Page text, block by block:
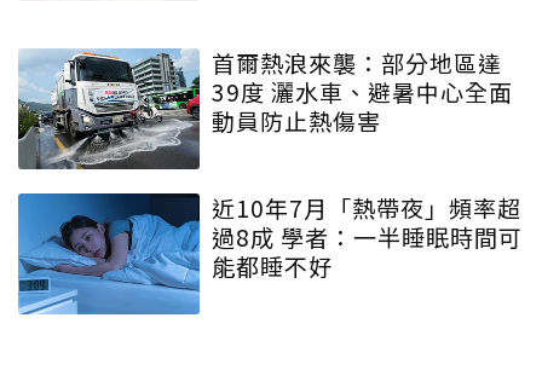
首爾熱浪來襲：部分地區達
39度 灑水車、避暑中心全面
動員防止熱傷害
近10年7月「熱帶夜」頻率超
過8成 學者：一半睡眠時間可
能都睡不好